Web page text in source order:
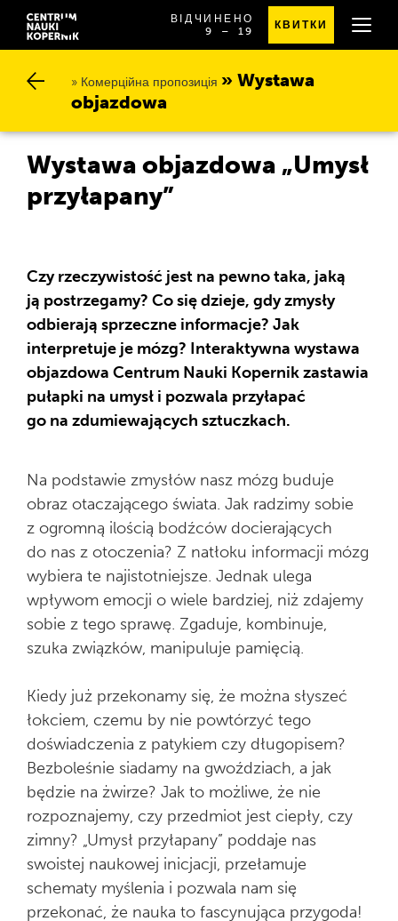
ВІДЧИНЕНО
OD
GODZINY
19:00
9 ⁠–⁠ 19
SPRAWDŹ
SZCZEGÓŁOWE
КВИТКИ
Комерційна пропозиція
Wystawa o
bjazdowa
Wystawa objazdowa „Umysł
przyłapany”
Czy rzeczywistość jest na pewno taka, jaką
ją postrzegamy? Co się dzieje, gdy zmysły
odbierają sprzeczne informacje? Jak
interpretuje je mózg? Interaktywna wystawa
objazdowa Centrum Nauki Kopernik zastawia
pułapki na umysł i pozwala przyłapać
go na zdumiewających sztuczkach.
Na podstawie zmysłów nasz mózg buduje
obraz otaczającego świata. Jak radzimy sobie
z ogromną ilością bodźców docierających
do nas z otoczenia? Z natłoku informacji mózg
wybiera te najistotniejsze. Jednak ulega
wpływom emocji o wiele bardziej, niż zdajemy
sobie z tego sprawę. Zgaduje, kombinuje,
szuka związków, manipuluje pamięcią.
Kiedy już przekonamy się, że można słyszeć
łokciem, czemu by nie powtórzyć tego
doświadczenia z patykiem czy długopisem?
Bezboleśnie siadamy na gwoździach, a jak
będzie na żwirze? Jak to możliwe, że nie
rozpoznajemy, czy przedmiot jest ciepły, czy
zimny? „Umysł przyłapany” poddaje nas
swoistej naukowej inicjacji, przełamuje
schematy myślenia i pozwala nam się
przekonać, że nauka to fascynująca przygoda!